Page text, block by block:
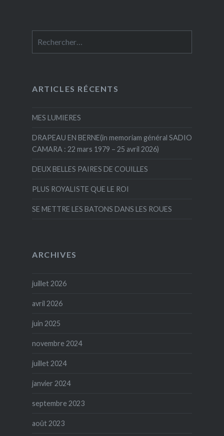
ARTICLES RÉCENTS
MES LUMIERES
DRAPEAU EN BERNE(in memoriam général SADIO
CAMARA : 22 mars 1979 – 25 avril 2026)
DEUX BELLES PAIRES DE COUILLES
PLUS ROYALISTE QUE LE ROI
SE METTRE LES BATONS DANS LES ROUES
ARCHIVES
juillet 2026
avril 2026
juin 2025
novembre 2024
juillet 2024
janvier 2024
septembre 2023
août 2023